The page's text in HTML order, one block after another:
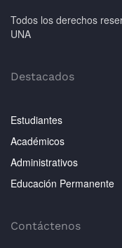
Todos los derechos
UNA
Destacados
Estudiantes
Académicos
Administrativos
Educación Permanente
Contáctenos